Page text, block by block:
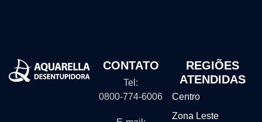
CONTATO
Tel:
0800-774-6006
REGIÕES
ATENDIDAS
Centro
Zona Leste